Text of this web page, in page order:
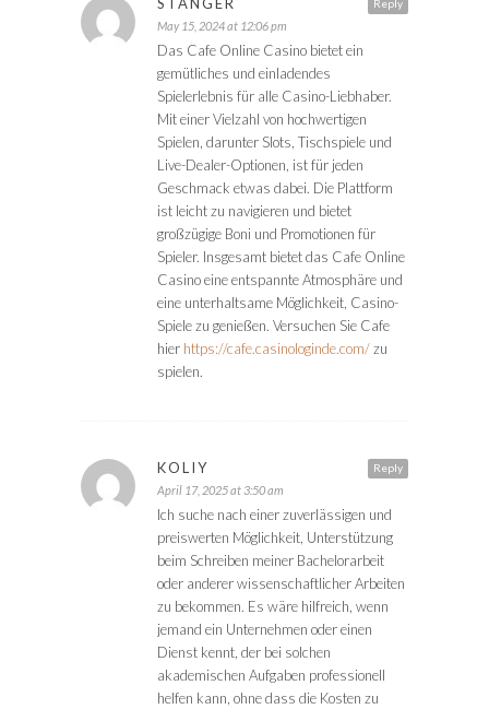
Reply
STANGER
May 15, 2024 at 12:06 pm
Das Cafe Online Casino bietet ein
gemütliches und einladendes
Spielerlebnis für alle Casino-Liebhaber.
Mit einer Vielzahl von hochwertigen
Spielen, darunter Slots, Tischspiele und
Live-Dealer-Optionen, ist für jeden
Geschmack etwas dabei. Die Plattform
ist leicht zu navigieren und bietet
großzügige Boni und Promotionen für
Spieler. Insgesamt bietet das Cafe Online
Casino eine entspannte Atmosphäre und
eine unterhaltsame Möglichkeit, Casino-
Spiele zu genießen. Versuchen Sie Cafe
hier https://cafe.casinologinde.com/zu
spielen.
Reply
KOLIY
April 17, 2025 at 3:50 am
Ich suche nach einer zuverlässigen und
preiswerten Möglichkeit, Unterstützung
beim Schreiben meiner Bachelorarbeit
oder anderer wissenschaftlicher Arbeiten
zu bekommen. Es wäre hilfreich, wenn
jemand ein Unternehmen oder einen
Dienst kennt, der bei solchen
akademischen Aufgaben professionell
helfen kann, ohne dass die Kosten zu